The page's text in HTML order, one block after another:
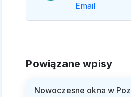
Email
Powiązane wpisy
Nowoczesne okna w